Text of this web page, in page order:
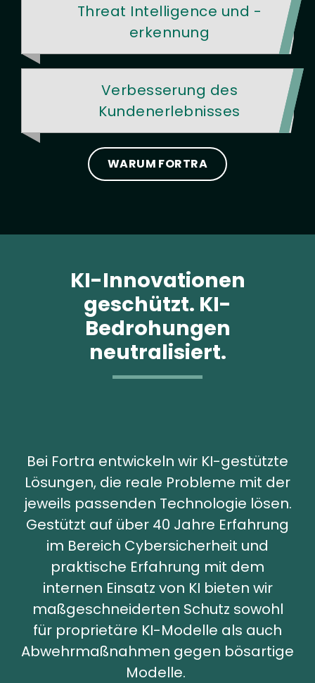
Threat Intelligence und -
erkennung
Verbesserung des
Kundenerlebnisses
WARUM FORTRA
KI-Innovationen
geschützt. KI-
Bedrohungen
neutralisiert.
Bei Fortra entwickeln wir KI-gestützte
Lösungen, die reale Probleme mit der
jeweils passenden Technologie lösen.
Gestützt auf über 40 Jahre Erfahrung
im Bereich Cybersicherheit und
praktische Erfahrung mit dem
internen Einsatz von KI bieten wir
maßgeschneiderten Schutz sowohl
für proprietäre KI-Modelle als auch
Abwehrmaßnahmen gegen bösartige
Modelle.